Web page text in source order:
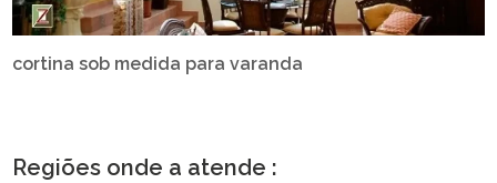
cortina sob medida para varanda
Regiões onde a atende :